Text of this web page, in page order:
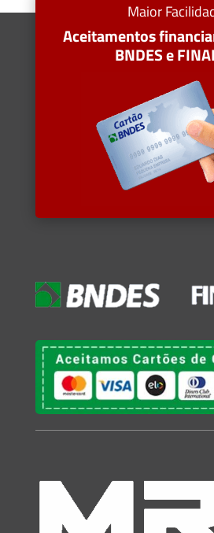
Maior
Aceitamentos
BNDES e